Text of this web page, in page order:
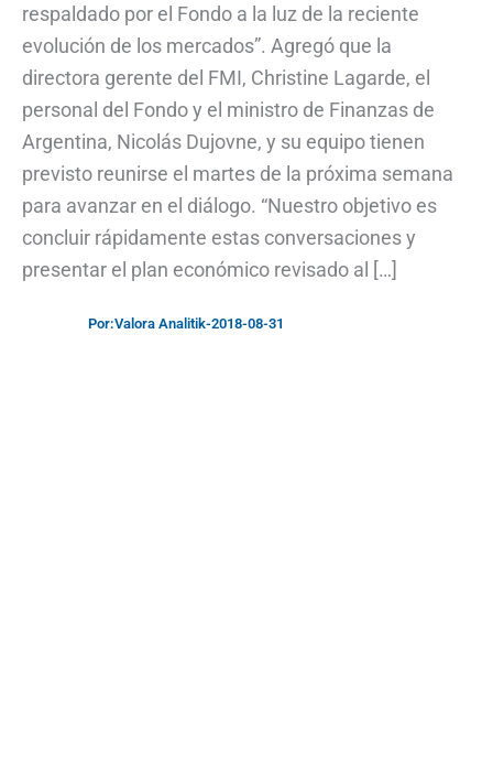
respaldado por el Fondo a la luz de la reciente
evolución de los mercados”. Agregó que la
directora gerente del FMI, Christine Lagarde, el
personal del Fondo y el ministro de Finanzas de
Argentina, Nicolás Dujovne, y su equipo tienen
previsto reunirse el martes de la próxima semana
para avanzar en el diálogo. “Nuestro objetivo es
concluir rápidamente estas conversaciones y
presentar el plan económico revisado al […]
Por:Valora Analitik-2018-08-31